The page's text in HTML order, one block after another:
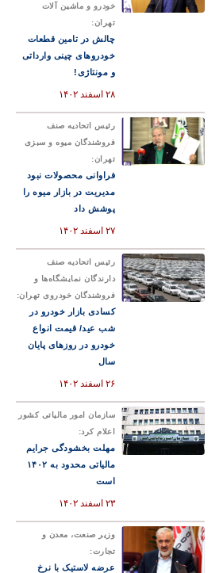
خودرو و ماشین آلات
تهران:
چالش در تامین قطعات
خودروهای چینی وارداتی
و مونتاژی!
۲۸ اسفند ۱۴۰۲
رئیس اتحادیه صنف
فروشندگان میوه و سبزی
تهران:
فراوانی محصولات نبود
مدیریت در بازار میوه را
پوشش داد
۲۷ اسفند ۱۴۰۲
رئیس اتحادیه صنف
دارندگان نمایشگاه‌ها و
فروشندگان خودروی تهران:
کسادی بازار خودرو در
شب عید/ قیمت انواع
خودرو در روزهای پایان
سال
۲۶ اسفند ۱۴۰۲
سازمان امور مالیاتی کشور
اعلام کرد:
مهلت بخشودگی جرایم
مالیاتی محدود به ۱۴۰۲
است
۲۳ اسفند ۱۴۰۲
وزیر صنعت، معدن و
تجارت:
عرضه لاستیک با نرخ